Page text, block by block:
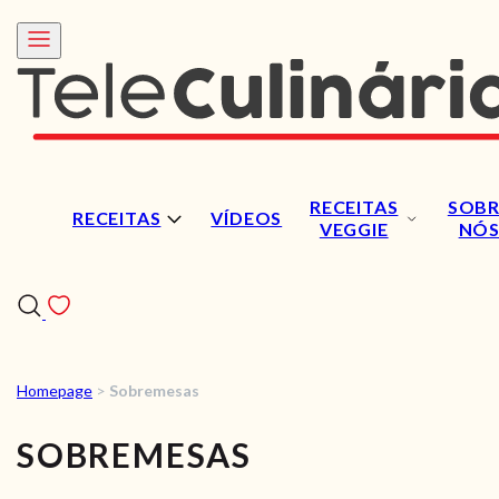
RECEITAS VÍDEOS
RECEITAS
VEGGIE
NÓS
VÍDEOS
Homepage > Sobremesas
SOBREMESAS